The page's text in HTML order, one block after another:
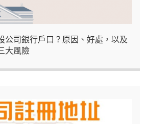
公司銀行戶口？原因、好處，以及
大風險